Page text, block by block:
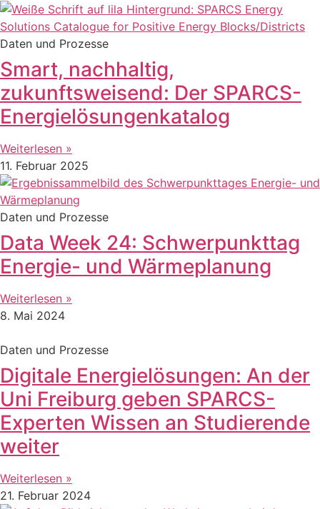
Daten und Prozesse
Smart, nachhaltig,
zukunftsweisend: Der SPARCS-
Energielösungenkatalog
Weiterlesen »
11. Februar 2025
Daten und Prozesse
Data Week 24: Schwerpunkttag
Energie- und Wärmeplanung
Weiterlesen »
8. Mai 2024
Daten und Prozesse
Digitale Energielösungen: An der
Uni Freiburg geben SPARCS-
Experten Wissen an Studierende
weiter
Weiterlesen »
21. Februar 2024